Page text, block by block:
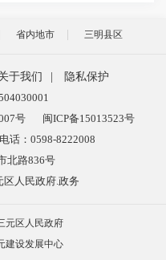
省内地市 三明县区
于我们
隐私保护
号
闽ICP备15013523号
话：0598-8222008
北路836号
人民政府.政务
元区人民政府
建设发展中心